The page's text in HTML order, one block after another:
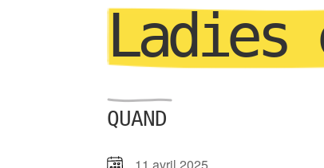
Ladies
Détails de
QUAND